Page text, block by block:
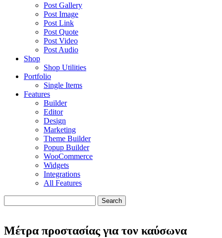
Post Gallery
Post Image
Post Link
Post Quote
Post Video
Post Audio
Shop
Shop Utilities
Portfolio
Single Items
Features
Builder
Editor
Design
Marketing
Theme Builder
Popup Builder
WooCommerce
Widgets
Integrations
All Features
Search
Μέτρα προστασίας για τον καύσωνα